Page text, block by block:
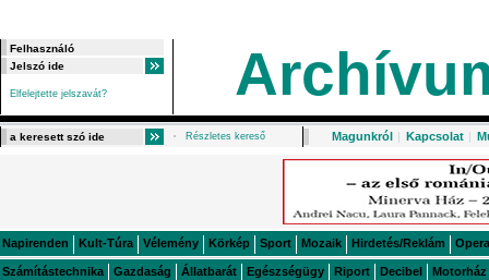
Elfelejtette jelszavát?
Részletes kereső Magunkról | Kapcsolat |
Napirenden Kult-Túra Vélemény Körkép Sport Mozaik Hirdetés/Reklám Opera
Számítástechnika Gazdaság Állatbarát Egészségügy Riport Decibel Motorház